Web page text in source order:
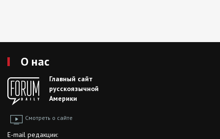
О нас
Главный сайт
русскоязычной
Америки
Смотреть о сайте
E-mail редакции: